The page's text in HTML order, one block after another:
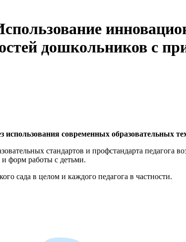
дошкольников с
использования современных образовательных
стандартов и профстандарта педагога
и форм работы с детьми.
сада в целом и каждого педагога в частности.